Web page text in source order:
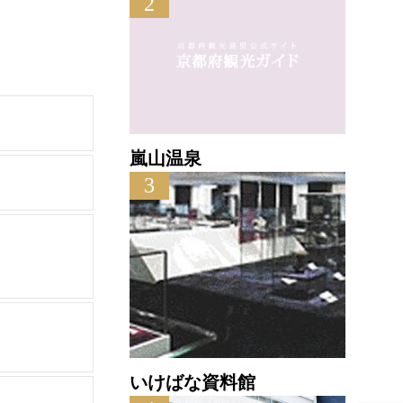
嵐山温泉
3
いけばな資料館